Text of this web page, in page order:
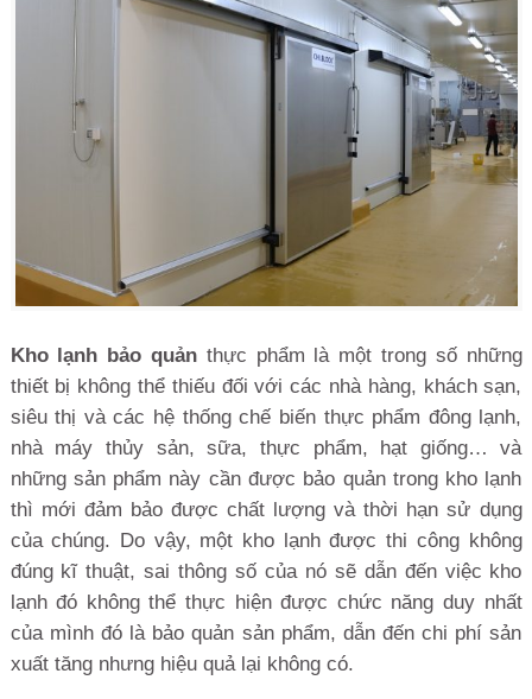
Kho lạnh bảo quảnthực phẩm là một trong số những
thiết bị không thể thiếu đối với các nhà hàng, khách sạn,
siêu thị và các hệ thống chế biến thực phẩm đông lạnh,
nhà máy thủy sản, sữa, thực phẩm, hạt giống… và
những sản phẩm này cần được bảo quản trong kho lạnh
thì mới đảm bảo được chất lượng và thời hạn sử dụng
của chúng. Do vậy, một kho lạnh được thi công không
đúng kĩ thuật, sai thông số của nó sẽ dẫn đến việc kho
lạnh đó không thể thực hiện được chức năng duy nhất
của mình đó là bảo quản sản phẩm, dẫn đến chi phí sản
xuất tăng nhưng hiệu quả lại không có.